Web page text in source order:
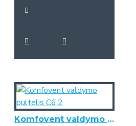
Komfovent valdymo pultelis C6.2